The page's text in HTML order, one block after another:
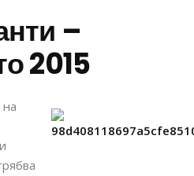
–
2015